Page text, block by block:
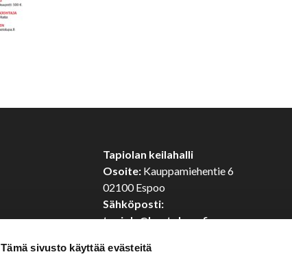
Tämä sivusto käyttää evästeitä
Tapiolan keilahalli
Osoite: Kauppamiehentie 6
02100 Espoo
Sähköposti:
tapiola@kaatolupa.fi
Yritysmyynti: